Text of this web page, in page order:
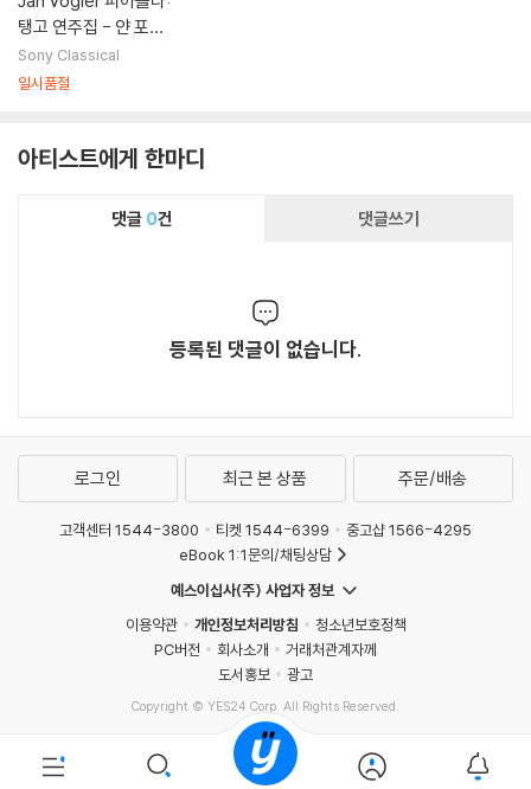
탱고 연주집 - 얀 포글
러 (Tango! Astor Pi
azzolla)
Sony Classical
일시품절
아티스트에게 한마디
댓글 0건 댓글쓰기
등록된 댓글이 없습니다.
로그인 최근 본 상품 주문/배송
고객센터 1544-3800 티켓 1544-6399
중고샵 1566-4295
eBook 1:1문의/채팅상담
예스이십사(주) 사업자 정보
이용약관
개인정보처리방침
청소년보호정책
PC버전
회사소개
거래처관계자께
도서홍보
광고
Copyright © YES24 Corp. All Rights Reserved.